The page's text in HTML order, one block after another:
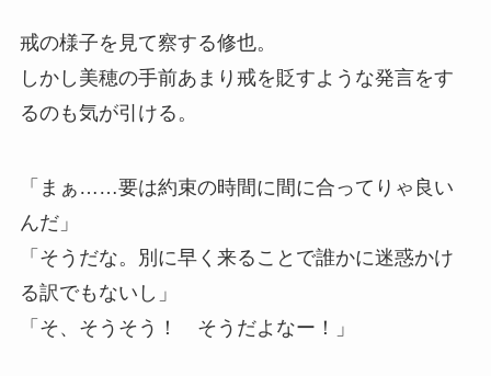
戒の様子を見て察する修也。
しかし美穂の手前あまり戒を貶すような発言をす
るのも気が引ける。
「まぁ……要は約束の時間に間に合ってりゃ良い
んだ」
「そうだな。別に早く来ることで誰かに迷惑かけ
る訳でもないし」
「そ、そうそう！ そうだよなー！」